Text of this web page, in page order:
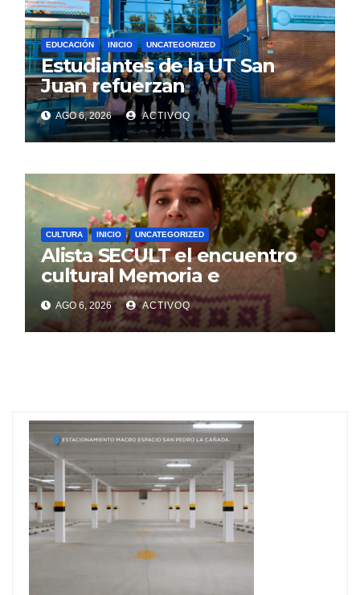
EDUCACIÓN INICIO UNCATEGORIZED
Estudiantes de la UT San
Juan refuerzan
conocimientos de turismo
rural, en Argentina
AGO 6, 2026 ACTIVOQ
CULTURA INICIO UNCATEGORIZED
Alista SECULT el encuentro
cultural Memoria e
Identidad, en Jalpan de Serra
AGO 6, 2026 ACTIVOQ